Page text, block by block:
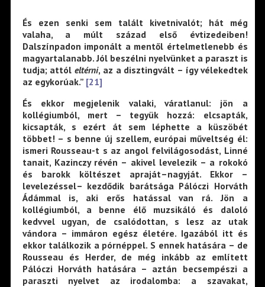
És ezen senki sem talált kivetnivalót; hát még
valaha, a múlt század első évtizedeiben!
Dalszínpadon imponált a mentől értelmetlenebb és
magyartalanabb. Jól beszélni nyelvünket a paraszt is
tudja; attóleltérni, az a disztingvált – így vélekedtek
az egykorúak.” [21]
És ekkor megjelenik valaki, váratlanul: jön a
kollégiumból, mert – tegyük hozzá: elcsapták,
kicsapták, s ezért át sem léphette a küszöbét
többet! – s benne új szellem, európai műveltség él:
ismeri Rousseau-t s az angol felvilágosodást, Linné
tanait, Kazinczy révén – akivel levelezik – a rokokó
és barokk költészet apraját–nagyját. Ekkor –
levelezéssel– kezdődik barátsága Pálóczi Horváth
Ádámmal is, aki erős hatással van rá. Jön a
kollégiumból, a benne élő muzsikáló és daloló
kedvvel ugyan, de csalódottan, s lesz az utak
vándora – immáron egész életére. Igazából itt és
ekkor találkozik a pórnéppel. S ennek hatására – de
Rousseau és Herder, de még inkább az említett
Pálóczi Horváth hatására – aztán becsempészi a
paraszti nyelvet az irodalomba: a szavakat,